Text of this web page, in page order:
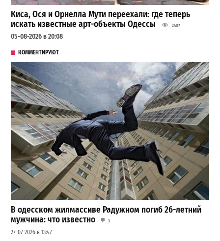
Киса, Ося и Орнелла Мути переехали: где теперь
искать известные арт-объекты Одессы
2407
05-08-2026 в 20:08
КОММЕНТИРУЮТ
В одесском жилмассиве Радужном погиб 26-летний
мужчина: что известно
3
27-07-2026 в 13:47